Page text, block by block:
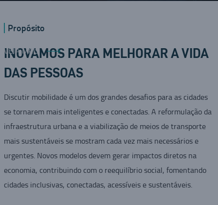
VEJA MAIS
Propósito
INOVAMOS PARA MELHORAR A VIDA
DAS PESSOAS
Discutir mobilidade é um dos grandes desafios para as cidades
se tornarem mais inteligentes e conectadas. A reformulação da
infraestrutura urbana e a viabilização de meios de transporte
mais sustentáveis se mostram cada vez mais necessários e
urgentes. Novos modelos devem gerar impactos diretos na
economia, contribuindo com o reequilíbrio social, fomentando
cidades inclusivas, conectadas, acessíveis e sustentáveis.